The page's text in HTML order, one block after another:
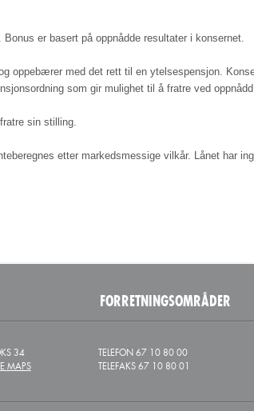
er basert på oppnådde resultater i konsernet.
oppebærer med det rett til en ytelsespensjon.
som gir mulighet til å fratre ved
sin stilling.
etter markedsmessige vilkår. Lånet har
FORRETNINGSOMRÅDER
34
MAPS
TELEFON 67 10 80 00
TELEFAKS 67 10 80 01